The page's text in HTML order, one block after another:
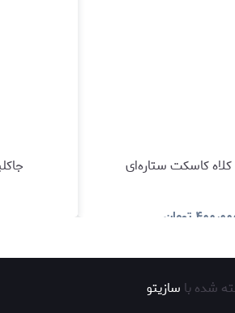
کاسکت ستاره‌ای
تومان
شده با سازیتو